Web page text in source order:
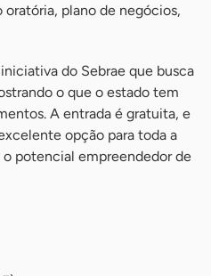
plano de negócios,
do Sebrae que busca
o que o estado tem
A entrada é gratuita, e
opção para toda a
potencial empreendedor de